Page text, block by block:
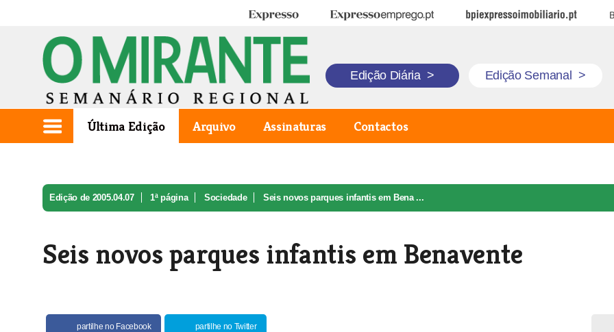
Expresso Expresso Emprego BPI Expresso Imobiliário
Edição Diária > Edição Semanal >
Última Edição Arquivo Assinaturas Contactos
Edição de 2005.04.07 1ª página Sociedade Seis novos parques infantis em Bena ...
Seis novos parques infantis em Benavente
partilhe no Facebook partilhe no Twitter